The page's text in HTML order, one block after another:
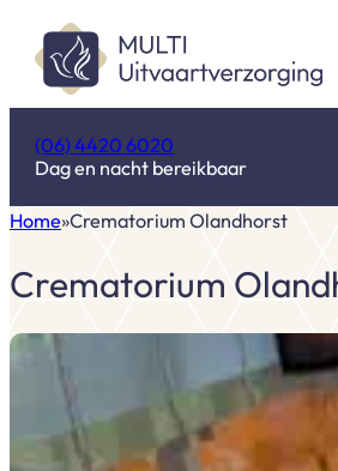
(06) 4420 6020
Dag en nacht bereikbaar
Home Crematorium Olandhorst
Crematorium